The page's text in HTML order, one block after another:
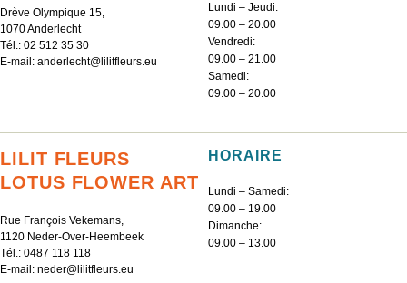
Drève Olympique 15,
1070 Anderlecht
Tél.: 02 512 35 30
E-mail: anderlecht@lilitfleurs.eu
Lundi – Jeudi:
09.00 – 20.00
Vendredi:
09.00 – 21.00
Samedi:
09.00 – 20.00
LILIT FLEURS
LOTUS FLOWER ART
Rue François Vekemans,
1120 Neder-Over-Heembeek
Tél.: 0487 118 118
E-mail: neder@lilitfleurs.eu
HORAIRE
Lundi – Samedi:
09.00 – 19.00
Dimanche:
09.00 – 13.00